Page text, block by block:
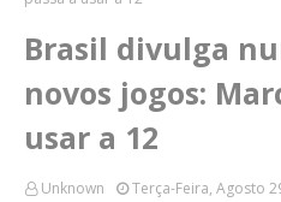
Brasil divulga
novos jogos:
usar a 12
Unknown Terça-Feira, Agosto